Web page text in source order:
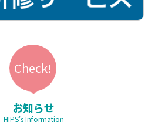
お知らせ
HIPS's Information